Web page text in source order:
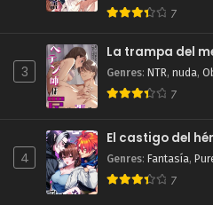
7
3
La trampa del
Genres: NTR, nuda,
7
4
El castigo del
Genres: Fantasía,
7